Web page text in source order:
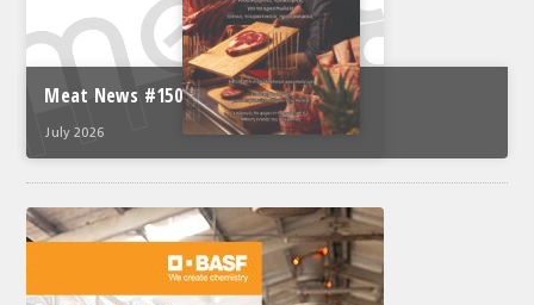
Meat News #150
July 2026